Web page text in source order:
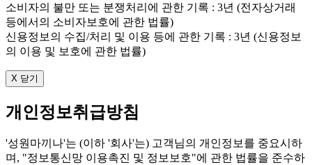
소비자의 불만 또는 분쟁처리에 관한 기록 : 3년 (전자상거래
등에서의 소비자보호에 관한 법률)
신용정보의 수집/처리 및 이용 등에 관한 기록 : 3년 (신용정보
의 이용 및 보호에 관한 법률)
X 닫기
개인정보취급방침
'성원마끼나'는 (이하 '회사'는) 고객님의 개인정보를 중요시하
며, "정보통신망 이용촉진 및 정보보호"에 관한 법률을 준수하